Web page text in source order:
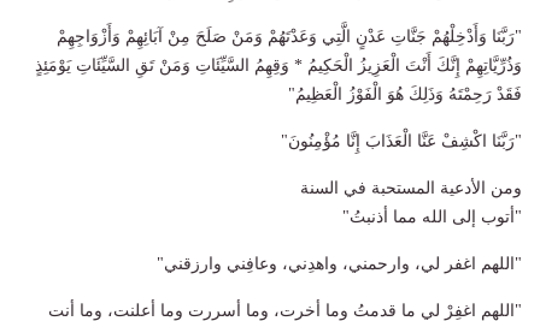
"رَبَّنَا وَأَدْخِلْهُمْ جَنَّاتِ عَدْنٍ الَّتِي وَعَدْتَهُمْ وَمَنْ صَلَحَ مِنْ آبَائِهِمْ وَأَزْوَاجِهِمْ
وَذُرِّيَّاتِهِمْ إِنَّكَ أَنْتَ الْعَزِيزُ الْحَكِيمُ * وَقِهِمُ السَّيِّئَاتِ وَمَنْ تَقِ السَّيِّئَاتِ يَوْمَئِذٍ
فَقَدْ رَحِمْتَهُ وَذَلِكَ هُوَ الْفَوْزُ الْعَظِيمُ"
"رَبَّنَا اكْشِفْ عَنَّا الْعَذَابَ إِنَّا مُؤْمِنُونَ"
ومن الأدعية المستحبة في السنة
"أتوب إلى الله مما أذنبتُ"
"اللهم اغفر لي، وارحمني، واهدِني، وعافِني وارزقني"
"اللهم اغفِرْ لي ما قدمتُ وما أخرت، وما أسررت وما أعلنت، وما أنت